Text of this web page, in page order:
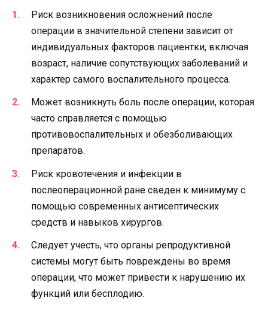
Риск возникновения осложнений после
операции в значительной степени зависит от
индивидуальных факторов пациентки, включая
возраст, наличие сопутствующих заболеваний и
характер самого воспалительного процесса.
Может возникнуть боль после операции, которая
часто справляется с помощью
противовоспалительных и обезболивающих
препаратов.
Риск кровотечения и инфекции в
послеоперационной ране сведен к минимуму с
помощью современных антисептических
средств и навыков хирургов.
Следует учесть, что органы репродуктивной
системы могут быть повреждены во время
операции, что может привести к нарушению их
функций или бесплодию.